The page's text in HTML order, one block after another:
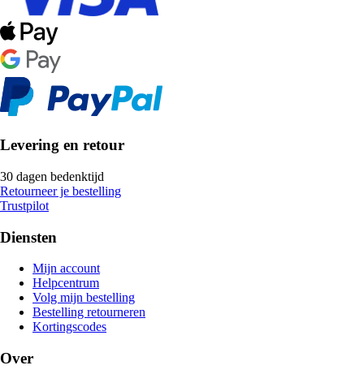
Levering en retour
30 dagen bedenktijd
Retourneer je bestelling
Trustpilot
Diensten
Mijn account
Helpcentrum
Volg mijn bestelling
Bestelling retourneren
Kortingscodes
Over